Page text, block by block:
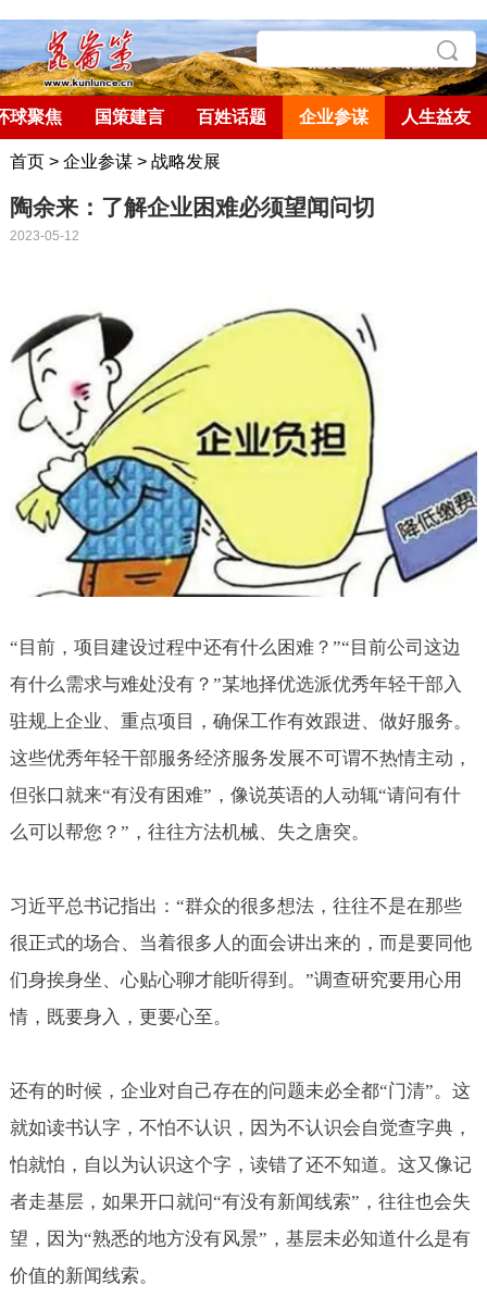
球聚焦 国策建言 百姓话题 企业参谋 人生益友
首页> 企业参谋> 战略发展
陶余来：了解企业困难必须望闻问切
2023-05-12
“目前，项目建设过程中还有什么困难？”“目前公司这边
有什么需求与难处没有？”某地择优选派优秀年轻干部入
驻规上企业、重点项目，确保工作有效跟进、做好服务。
这些优秀年轻干部服务经济服务发展不可谓不热情主动，
但张口就来“有没有困难”，像说英语的人动辄“请问有什
么可以帮您？”，往往方法机械、失之唐突。
习近平总书记指出：“群众的很多想法，往往不是在那些
很正式的场合、当着很多人的面会讲出来的，而是要同他
们身挨身坐、心贴心聊才能听得到。”调查研究要用心用
情，既要身入，更要心至。
还有的时候，企业对自己存在的问题未必全都“门清”。这
就如读书认字，不怕不认识，因为不认识会自觉查字典，
怕就怕，自以为认识这个字，读错了还不知道。这又像记
者走基层，如果开口就问“有没有新闻线索”，往往也会失
望，因为“熟悉的地方没有风景”，基层未必知道什么是有
价值的新闻线索。